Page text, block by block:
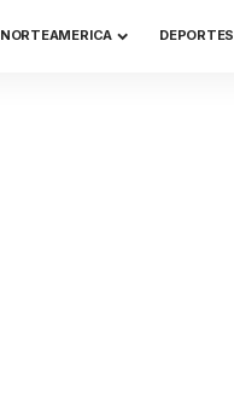
NORTEAMERICA DEPORTES